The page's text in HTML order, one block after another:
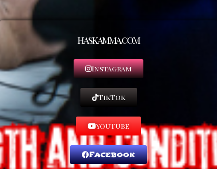
haskamma.com
Instagram
TikTok
YouTube
Facebook